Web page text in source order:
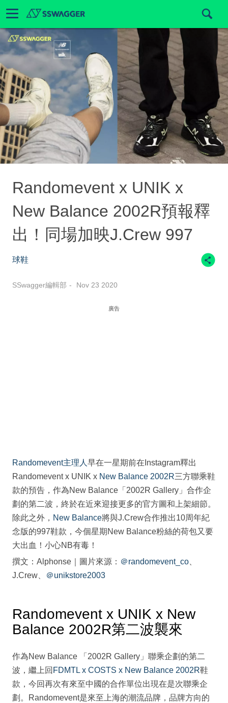
Randomevent x UNIK x
New Balance 2002R預報釋
出！同場加映J.Crew 997
球鞋
SSwagger編輯部 Nov 23 2020
廣告
Randomevent主理人 早在一星期前在Instagram釋出
Randomevent x UNIK x New Balance 2002R三方聯乘鞋
款的預告，作為New Balance「2002R Gallery」合作企
劃的第二波，終於在近來迎接更多的官方圖和上架細節。
除此之外， New Balance將與J.Crew合作推出10周年紀
念版的997鞋款，今個星期New Balance粉絲的荷包又要
大出血！小心NB有毒！
撰文：Alphonse｜圖片來源： ＠randomevent_co
J.Crew、
＠unikstore2003
Randomevent x UNIK x New
Balance 2002R第二波襲來
作為New Balance 「2002R Gallery」聯乘企劃的第二
波，繼上回 FDMTL x COSTS x New Balance 2002R鞋
款，今回再次有來至中國的合作單位出現在是次聯乘企
劃。Randomevent是來至上海的潮流品牌，品牌方向的